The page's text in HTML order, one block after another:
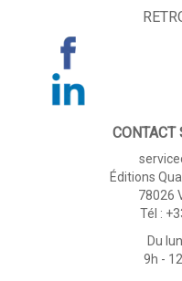
CONTACT
Éditions
78026
Tél :
Du
9h -